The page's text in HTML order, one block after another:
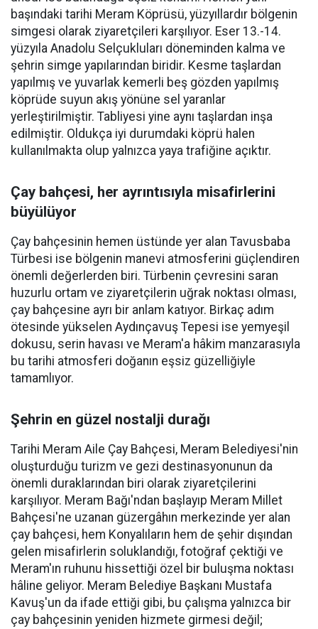
başındaki tarihi Meram Köprüsü, yüzyıllardır bölgenin
simgesi olarak ziyaretçileri karşılıyor. Eser 13.-14.
yüzyıla Anadolu Selçukluları döneminden kalma ve
şehrin simge yapılarından biridir. Kesme taşlardan
yapılmış ve yuvarlak kemerli beş gözden yapılmış
köprüde suyun akış yönüne sel yaranlar
yerleştirilmiştir. Tabliyesi yine aynı taşlardan inşa
edilmiştir. Oldukça iyi durumdaki köprü halen
kullanılmakta olup yalnızca yaya trafiğine açıktır.
Çay bahçesi, her ayrıntısıyla misafirlerini
büyülüyor
Çay bahçesinin hemen üstünde yer alan Tavusbaba
Türbesi ise bölgenin manevi atmosferini güçlendiren
önemli değerlerden biri. Türbenin çevresini saran
huzurlu ortam ve ziyaretçilerin uğrak noktası olması,
çay bahçesine ayrı bir anlam katıyor. Birkaç adım
ötesinde yükselen Aydınçavuş Tepesi ise yemyeşil
dokusu, serin havası ve Meram'a hâkim manzarasıyla
bu tarihi atmosferi doğanın eşsiz güzelliğiyle
tamamlıyor.
Şehrin en güzel nostalji durağı
Tarihi Meram Aile Çay Bahçesi, Meram Belediyesi'nin
oluşturduğu turizm ve gezi destinasyonunun da
önemli duraklarından biri olarak ziyaretçilerini
karşılıyor. Meram Bağı'ndan başlayıp Meram Millet
Bahçesi'ne uzanan güzergâhın merkezinde yer alan
çay bahçesi, hem Konyalıların hem de şehir dışından
gelen misafirlerin soluklandığı, fotoğraf çektiği ve
Meram'ın ruhunu hissettiği özel bir buluşma noktası
hâline geliyor. Meram Belediye Başkanı Mustafa
Kavuş'un da ifade ettiği gibi, bu çalışma yalnızca bir
çay bahçesinin yeniden hizmete girmesi değil;